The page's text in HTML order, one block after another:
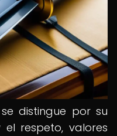
distingue por su
respeto, valores